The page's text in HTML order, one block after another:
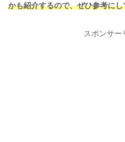
かも紹介するので、ぜひ参考に
スポンサー